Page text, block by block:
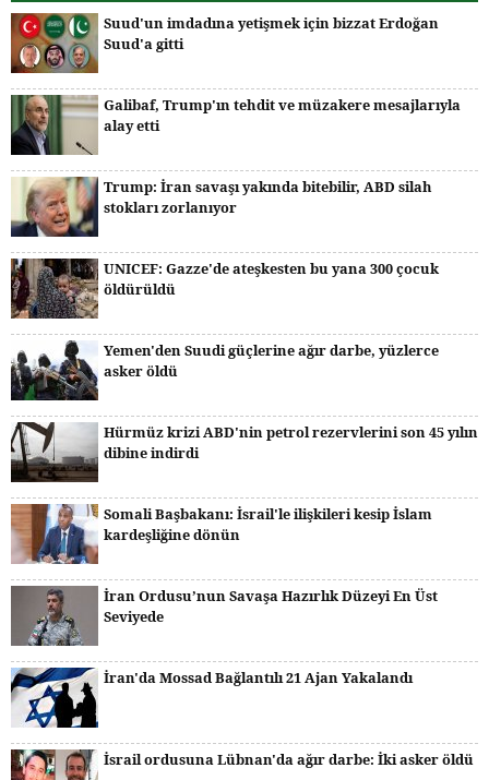
Suud'un imdadına yetişmek için bizzat Erdoğan
Suud'a gitti
Galibaf, Trump'ın tehdit ve müzakere mesajlarıyla
alay etti
Trump: İran savaşı yakında bitebilir, ABD silah
stokları zorlanıyor
UNICEF: Gazze'de ateşkesten bu yana 300 çocuk
öldürüldü
Yemen'den Suudi güçlerine ağır darbe, yüzlerce
asker öldü
Hürmüz krizi ABD'nin petrol rezervlerini son 45 yılın
dibine indirdi
Somali Başbakanı: İsrail'le ilişkileri kesip İslam
kardeşliğine dönün
İran Ordusu’nun Savaşa Hazırlık Düzeyi En Üst
Seviyede
İran'da Mossad Bağlantılı 21 Ajan Yakalandı
İsrail ordusuna Lübnan'da ağır darbe: İki asker öldü